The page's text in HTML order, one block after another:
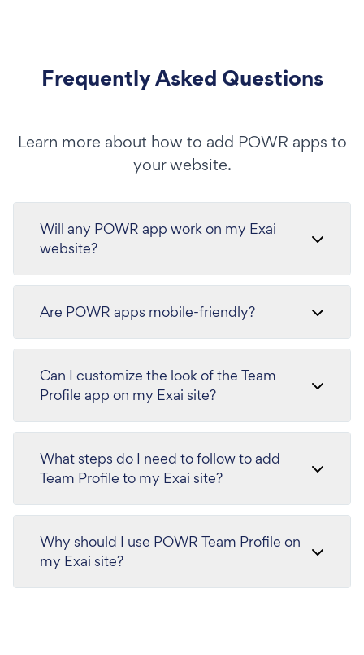
Frequently Asked Questions
Learn more about how to add POWR apps to
your website.
Will any POWR app work on my Exai
website?
Are POWR apps mobile-friendly?
Can I customize the look of the Team
Profile app on my Exai site?
What steps do I need to follow to add
Team Profile to my Exai site?
Why should I use POWR Team Profile on
my Exai site?